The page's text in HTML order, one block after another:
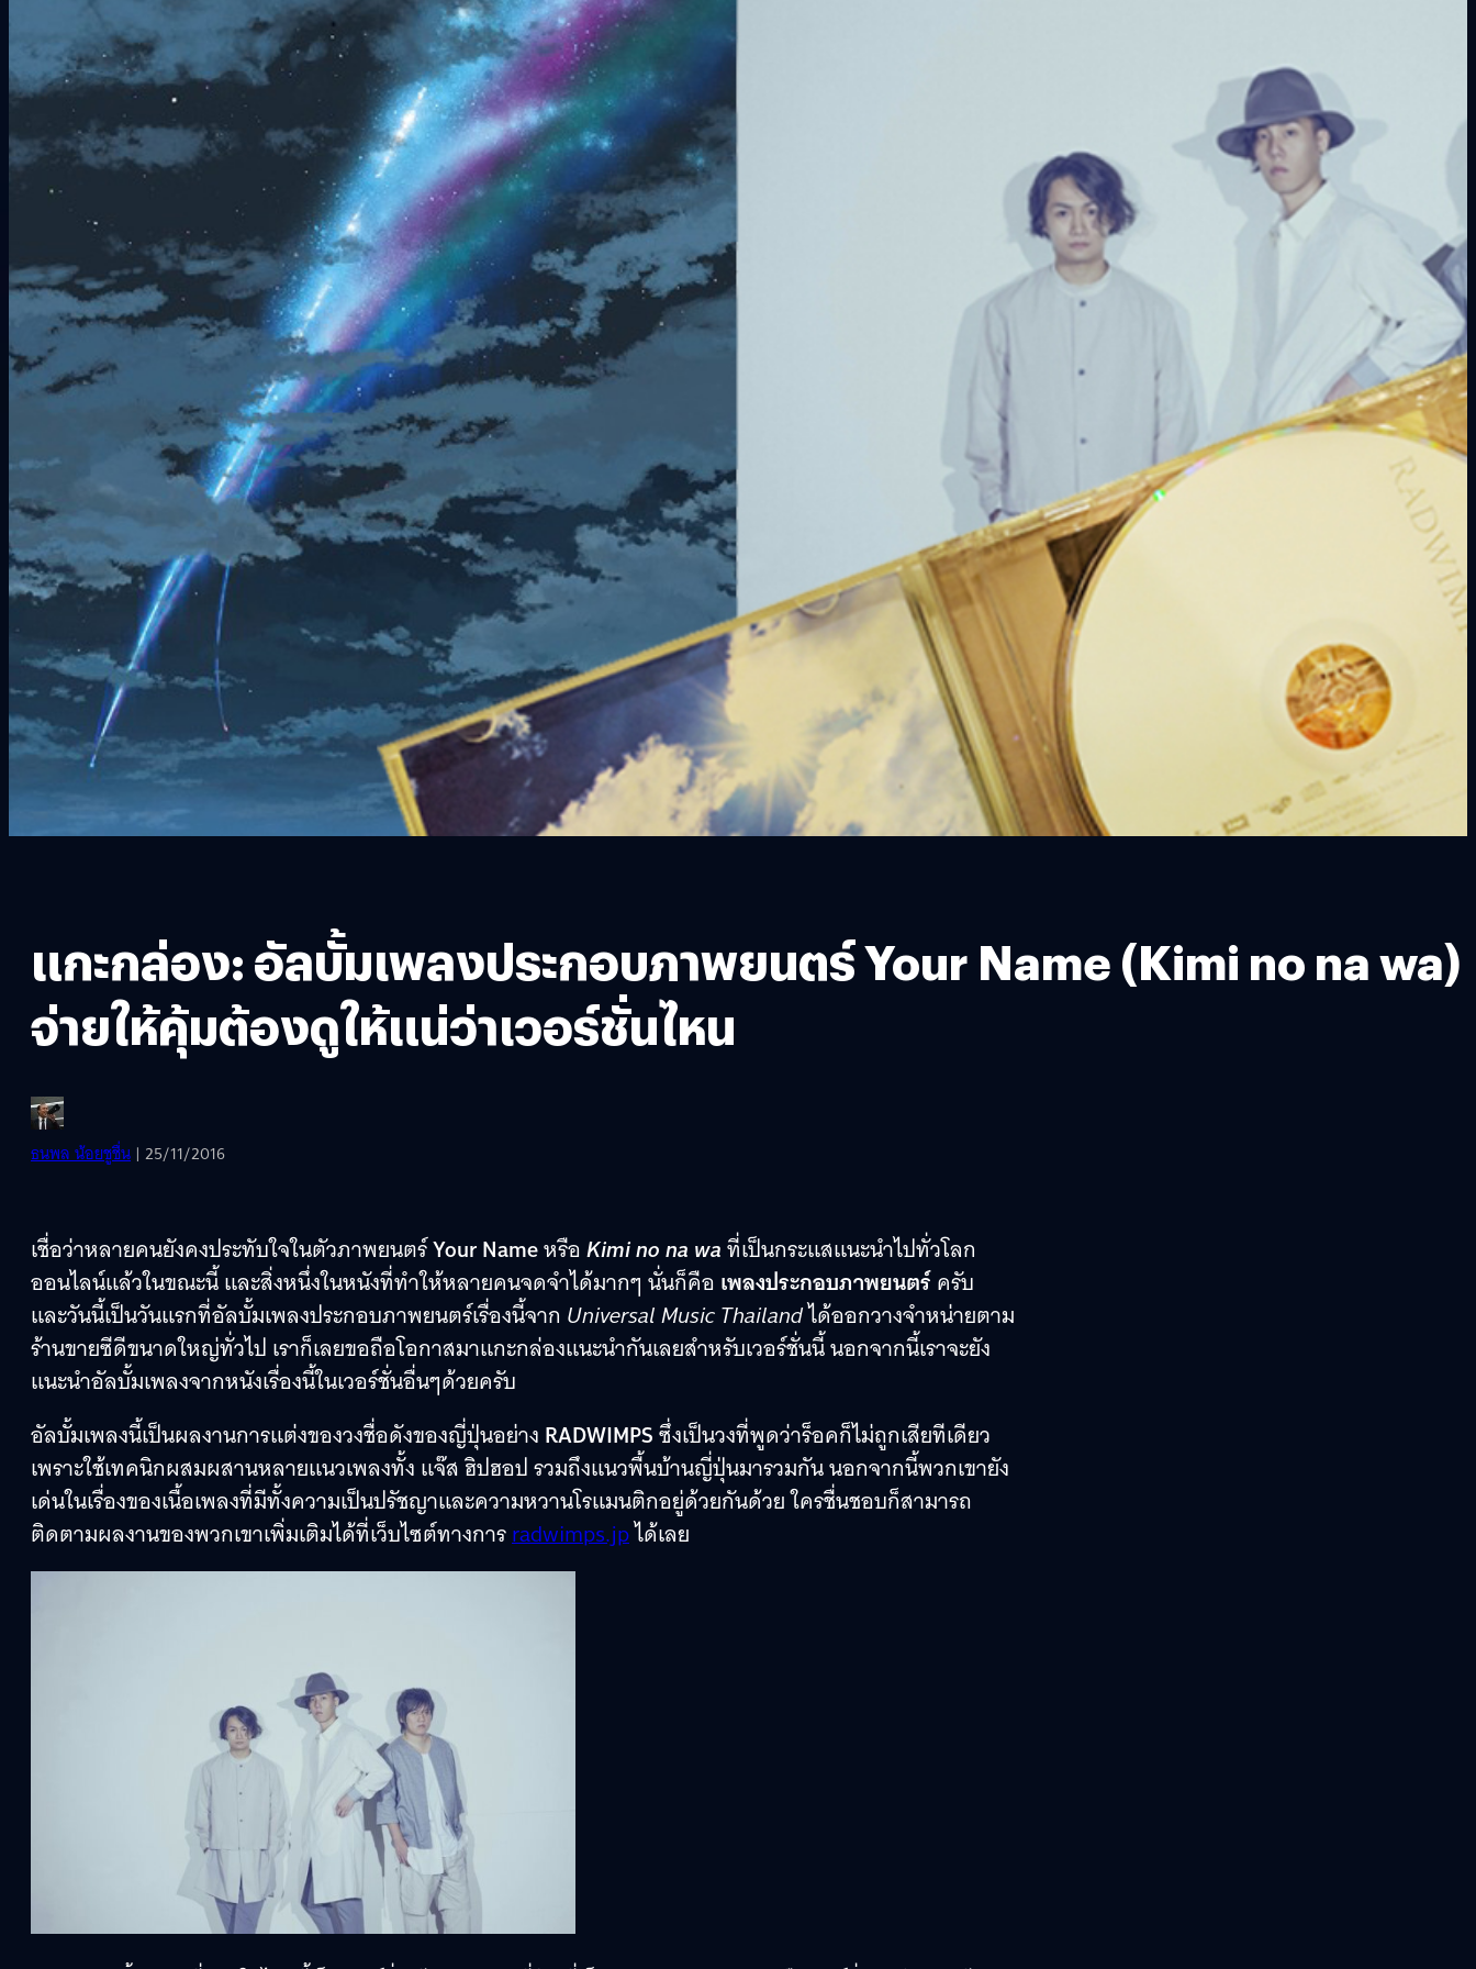
แกะกล่อง: อัลบั้มเพลงประกอบภาพยนตร์ Your Name (Kimi no na wa)
จ่ายให้คุ้มต้องดูให้แน่ว่าเวอร์ชั่นไหน
ธนพล น้อยชูชื่น | 25/11/2016
เชื่อว่าหลายคนยังคงประทับใจในตัวภาพยนตร์Your Nameหรือ Kimi no na waที่เป็นกระแสแนะนำไปทั่วโลก
ออนไลน์แล้วในขณะนี้ และสิ่งหนึ่งในหนังที่ทำให้หลายคนจดจำได้มากๆ นั่นก็คือ เพลงประกอบภาพยนตร์ครับ
และวันนี้เป็นวันแรกที่อัลบั้มเพลงประกอบภาพยนตร์เรื่องนี้จาก Universal Music Thailandได้ออกวางจำหน่ายตาม
ร้านขายซีดีขนาดใหญ่ทั่วไป เราก็เลยขอถือโอกาสมาแกะกล่องแนะนำกันเลยสำหรับเวอร์ชั่นนี้ นอกจากนี้เราจะยัง
แนะนำอัลบั้มเพลงจากหนังเรื่องนี้ในเวอร์ชั่นอื่นๆด้วยครับ
อัลบั้มเพลงนี้เป็นผลงานการแต่งของวงชื่อดังของญี่ปุ่นอย่าง RADWIMPSซึ่งเป็นวงที่พูดว่าร็อคก็ไม่ถูกเสียทีเดียว
เพราะใช้เทคนิกผสมผสานหลายแนวเพลงทั้ง แจ๊ส ฮิปฮอป รวมถึงแนวพื้นบ้านญี่ปุ่นมารวมกัน นอกจากนี้พวกเขายัง
เด่นในเรื่องของเนื้อเพลงที่มีทั้งความเป็นปรัชญาและความหวานโรแมนติกอยู่ด้วยกันด้วย ใครชื่นชอบก็สามารถ
ติดตามผลงานของพวกเขาเพิ่มเติมได้ที่เว็บไซต์ทางการradwimps.jpได้เลย